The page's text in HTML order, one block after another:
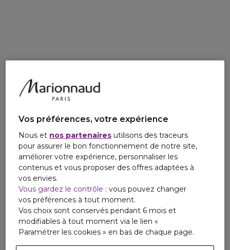
Vos préférences, votre expérience
Nous et nos partenaires utilisons des traceurs
pour assurer le bon fonctionnement de notre site,
améliorer votre expérience, personnaliser les
contenus et vous proposer des offres adaptées à
vos envies.
Vous gardez le contrôle : vous pouvez changer
vos préférences à tout moment.
Vos choix sont conservés pendant 6 mois et
modifiables à tout moment via le lien «
Paramétrer les cookies » en bas de chaque page.